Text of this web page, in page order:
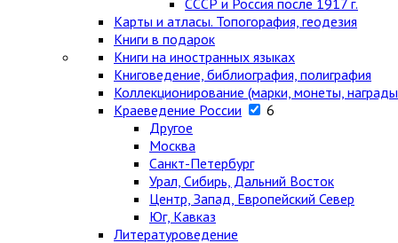
СССР и Россия после 1917 г.
Карты и атласы. Топогорафия, геодезия
Книги в подарок
Книги на иностранных языках
Книговедение, библиография, полиграфия
Коллекционирование (марки, монеты,
Краеведение России
6
Другое
Москва
Санкт-Петербург
Урал, Сибирь, Дальний Восток
Центр, Запад, Европейский Север
Юг, Кавказ
Литературоведение